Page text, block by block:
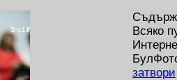
Всяко
затвори